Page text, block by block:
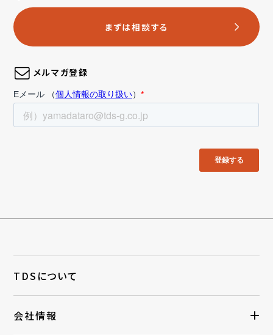
まずは相談する
メルマガ登録
TDSについて
会社情報